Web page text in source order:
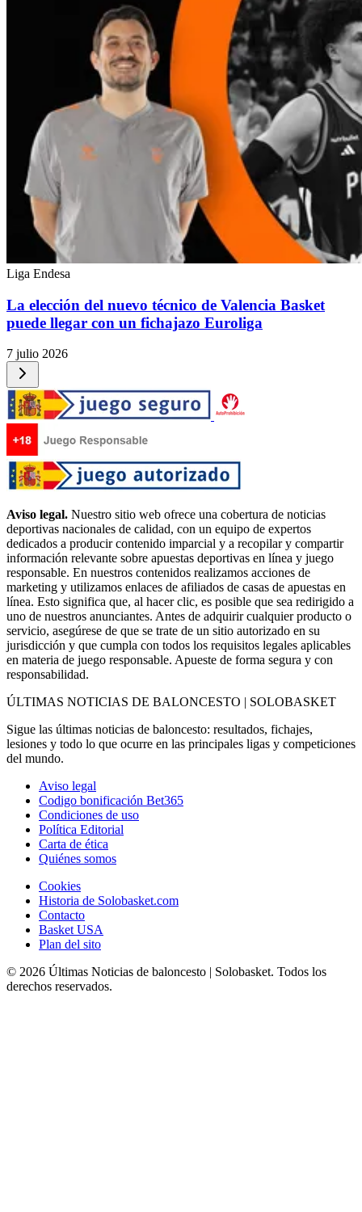
Liga Endesa
La elección del nuevo técnico de Valencia Basket
puede llegar con un fichajazo Euroliga
7 julio 2026
Aviso legal. Nuestro sitio web ofrece una cobertura de noticias
deportivas nacionales de calidad, con un equipo de expertos
dedicados a producir contenido imparcial y a recopilar y compartir
información relevante sobre apuestas deportivas en línea y juego
responsable. En nuestros contenidos realizamos acciones de
marketing y utilizamos enlaces de afiliados de casas de apuestas en
línea. Esto significa que, al hacer clic, es posible que sea redirigido a
uno de nuestros anunciantes. Antes de adquirir cualquier producto o
servicio, asegúrese de que se trate de un sitio autorizado en su
jurisdicción y que cumpla con todos los requisitos legales aplicables
en materia de juego responsable. Apueste de forma segura y con
responsabilidad.
ÚLTIMAS NOTICIAS DE BALONCESTO | SOLOBASKET
Sigue las últimas noticias de baloncesto: resultados, fichajes,
lesiones y todo lo que ocurre en las principales ligas y competiciones
del mundo.
Aviso legal
Codigo bonificación Bet365
Condiciones de uso
Política Editorial
Carta de ética
Quiénes somos
Cookies
Historia de Solobasket.com
Contacto
Basket USA
Plan del sito
© 2026 Últimas Noticias de baloncesto | Solobasket. Todos los
derechos reservados.